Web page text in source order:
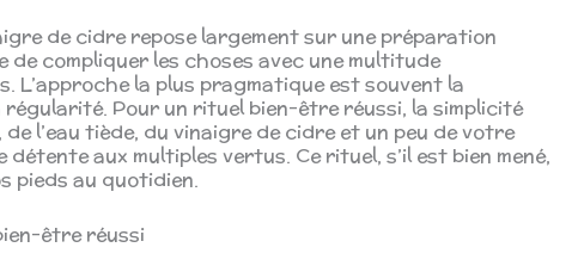
de cidre repose largement sur une préparation
compliquer les choses avec une multitude
L’approche la plus pragmatique est souvent la
Pour un rituel bien-être réussi, la simplicité
l’eau tiède, du vinaigre de cidre et un peu de votre
aux multiples vertus. Ce rituel, s’il est bien mené,
pieds au quotidien.
être réussi